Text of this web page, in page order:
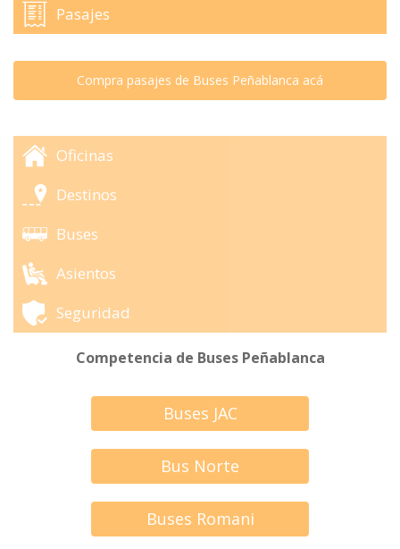
Pasajes
Compra pasajes de Buses Peñablanca acá
Oficinas
Destinos
Buses
Asientos
Seguridad
Competencia de Buses Peñablanca
Buses JAC
Bus Norte
Buses Romani